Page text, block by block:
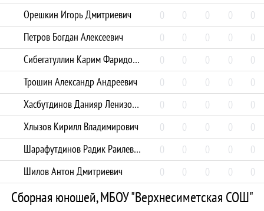
Орешкин Игорь Дмитриевич
0 0 0 0
0
Петров Богдан Алексеевич
0 0 0 0
0
Сибегатуллин Карим Фаридович
0 0 0 0
0
Трошин Александр Андреевич
0 0 0 0
0
Хасбутдинов Данияр Ленизович
0 0 0 0
0
Хлызов Кирилл Владимирович
0 0 0 0
0
Шарафутдинов Радик Раилевич
0 0 0 0
0
Шилов Антон Дмитриевич
0 0 0 0 0
Сборная юношей, МБОУ "Верхнесиметская СОШ"